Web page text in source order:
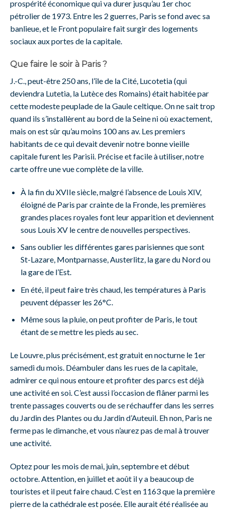
prospérité économique qui va durer jusqu’au 1er choc
pétrolier de 1973. Entre les 2 guerres, Paris se fond avec sa
banlieue, et le Front populaire fait surgir des logements
sociaux aux portes de la capitale.
Que faire le soir à Paris ?
J.-C., peut-être 250 ans, l’île de la Cité, Lucotetia (qui
deviendra Lutetia, la Lutèce des Romains) était habitée par
cette modeste peuplade de la Gaule celtique. On ne sait trop
quand ils s’installèrent au bord de la Seine ni où exactement,
mais on est sûr qu’au moins 100 ans av. Les premiers
habitants de ce qui devait devenir notre bonne vieille
capitale furent les Parisii. Précise et facile à utiliser, notre
carte offre une vue complète de la ville.
À la fin du XVIIe siècle, malgré l’absence de Louis XIV,
éloigné de Paris par crainte de la Fronde, les premières
grandes places royales font leur apparition et deviennent
sous Louis XV le centre de nouvelles perspectives.
Sans oublier les différentes gares parisiennes que sont
St-Lazare, Montparnasse, Austerlitz, la gare du Nord ou
la gare de l’Est.
En été, il peut faire très chaud, les températures à Paris
peuvent dépasser les 26°C.
Même sous la pluie, on peut profiter de Paris, le tout
étant de se mettre les pieds au sec.
Le Louvre, plus précisément, est gratuit en nocturne le 1er
samedi du mois. Déambuler dans les rues de la capitale,
admirer ce qui nous entoure et profiter des parcs est déjà
une activité en soi. C’est aussi l’occasion de flâner parmi les
trente passages couverts ou de se réchauffer dans les serres
du Jardin des Plantes ou du Jardin d’Auteuil. Eh non, Paris ne
ferme pas le dimanche, et vous n’aurez pas de mal à trouver
une activité.
Optez pour les mois de mai, juin, septembre et début
octobre. Attention, en juillet et août il y a beaucoup de
touristes et il peut faire chaud. C’est en 1163 que la première
pierre de la cathédrale est posée. Elle aurait été réalisée au